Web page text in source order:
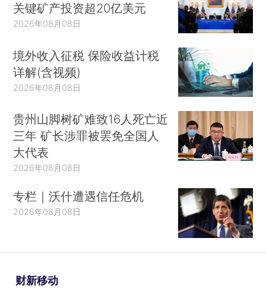
关键矿产投资超20亿美元
2026年08月08日
境外收入征税 保险收益计税
详解(含视频)
2026年08月08日
贵州山脚树矿难致16人死亡近
三年 矿长涉罪被罢免全国人
大代表
2026年08月08日
专栏｜沃什遭遇信任危机
2026年08月08日
财新移动